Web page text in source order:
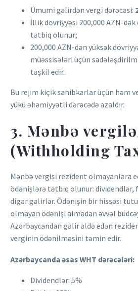
Ümumi gəlirdən vergi dərəcəsi:
İllik dövriyyəsi 200,000 AZN-
tətbiq olunur;
200,000 AZN-dən yüksək
müəssisələri üçün
təşkil edir.
Bu rejim kiçik sahibkarlar üçün həm
yükü əhəmiyyətli dərəcədə azaldır.
3. Mənbə
(Withholding
Mənbə vergisi rezident olmayanlara
ödənişlərə tətbiq olunur: dividendlər,
digər gəlirlər. Ödənişin bir hissəsi
olmayan ödənişi almadan əvvəl
Azərbaycandan gəlir əldə edən
verginin ödənilməsini təmin edir.
Azərbaycanda əsas WHT dərəcələri:
Dividendlər: 5%